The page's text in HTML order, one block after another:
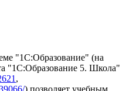
"1С:Образование" (на
"1С:Образование 5. Школа"
,
) позволяет учебным